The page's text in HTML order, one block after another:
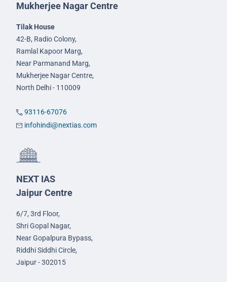
Mukherjee Nagar Centre
Tilak House
42-B, Radio Colony,
Ramlal Kapoor Marg,
Near Parmanand Marg,
Mukherjee Nagar Centre,
North Delhi - 110009
93116-67076
infohindi@nextias.com
NEXT IAS
Jaipur Centre
6/7, 3rd Floor,
Shri Gopal Nagar,
Near Gopalpura Bypass,
Riddhi Siddhi Circle,
Jaipur - 302015